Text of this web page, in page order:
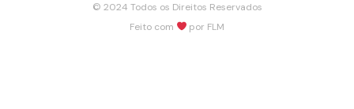
© 2024 Todos os Direitos Reservados
Feito com
por FLM